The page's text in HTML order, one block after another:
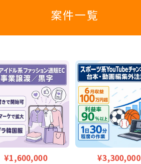
案件一覧
¥1,600,000 ¥3,300,000